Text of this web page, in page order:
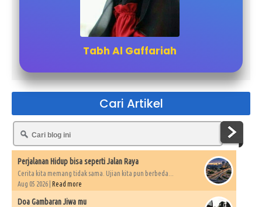
Tabh Al Gaffariah
Cari Artikel
Perjalanan Hidup bisa seperti Jalan Raya
Cerita kita memang tidak sama. Ujian kita pun berbeda...
Aug 05 2026 | Read more
Doa Gambaran Jiwa mu